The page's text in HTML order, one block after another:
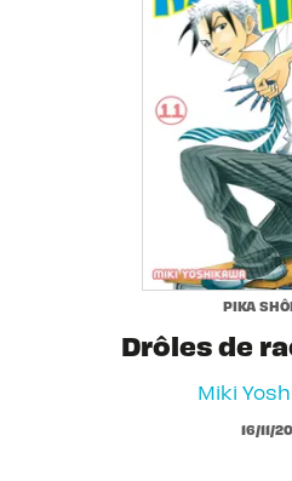
PIKA
Drôles de
Miki
16/11/